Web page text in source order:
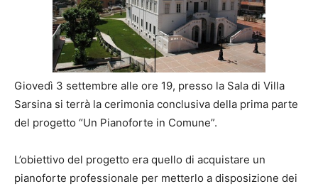
Giovedì 3 settembre alle ore 19, presso la Sala di Villa
Sarsina si terrà la cerimonia conclusiva della prima parte
del progetto “Un Pianoforte in Comune”.
L’obiettivo del progetto era quello di acquistare un
pianoforte professionale per metterlo a disposizione dei